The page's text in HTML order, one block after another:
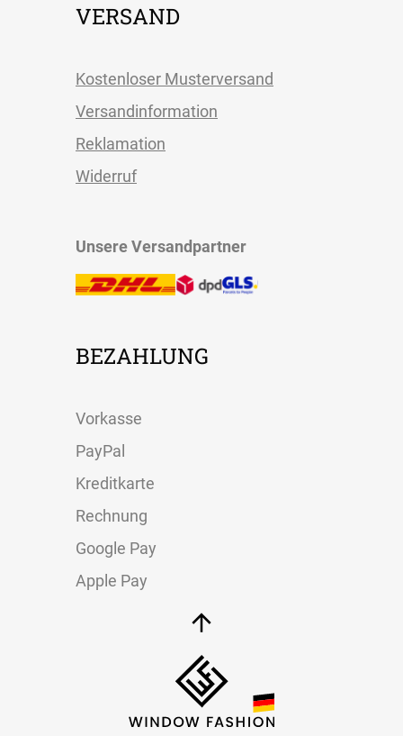
VERSAND
Kostenloser Musterversand
Versandinformation
Reklamation
Widerruf
Unsere Versandpartner
BEZAHLUNG
Vorkasse
PayPal
Kreditkarte
Rechnung
Google Pay
Apple Pay